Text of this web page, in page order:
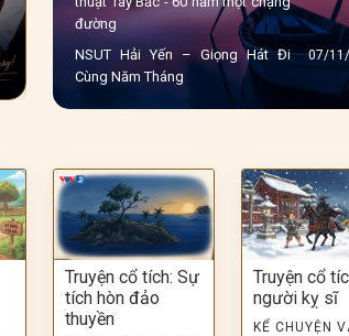
Những Ông Bố
đường
NSUT Hải Yến – Giọng Hát Đi
Cùng Năm Tháng
07/
Nghe Mai Diệu Ly hát Hà Nội 10/
NSUT HUY HÙNG - GIỌNG HÁT
VÀNG
24/
Truyện cổ tích: Sự
tích hòn đảo
thuyền
Truyện cổ
người kỵ sĩ
KỂ CHUYỆN